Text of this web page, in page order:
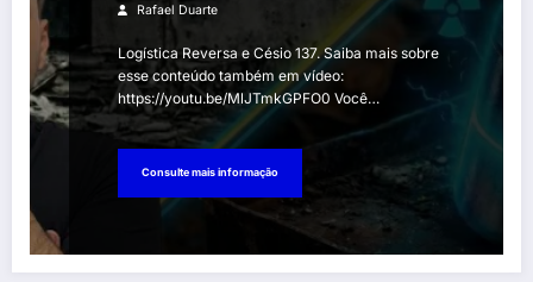
Rafael Duarte
Logística Reversa e Césio 137. Saiba mais sobre
esse conteúdo também em vídeo:
https://youtu.be/MlJTmkGPFO0 Você…
Consulte mais informação